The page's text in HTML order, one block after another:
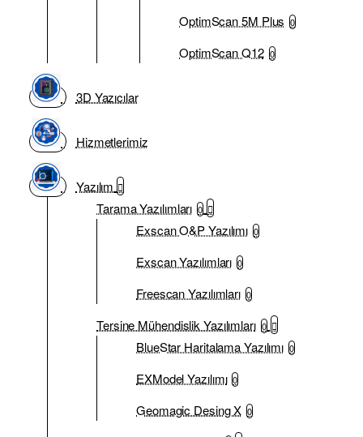
OptimScan 5M Plus 0
OptimScan Q12 0
3D Yazıcılar
Hizmetlerimiz
Yazılım
Tarama Yazılımları 0
Exscan O&P Yazılımı 0
Exscan Yazılımları 0
Freescan Yazılımları 0
Tersine Mühendislik Yazılımları 0
BlueStar Haritalama Yazılımı 0
EXModel Yazılımı 0
Geomagic Desing X 0